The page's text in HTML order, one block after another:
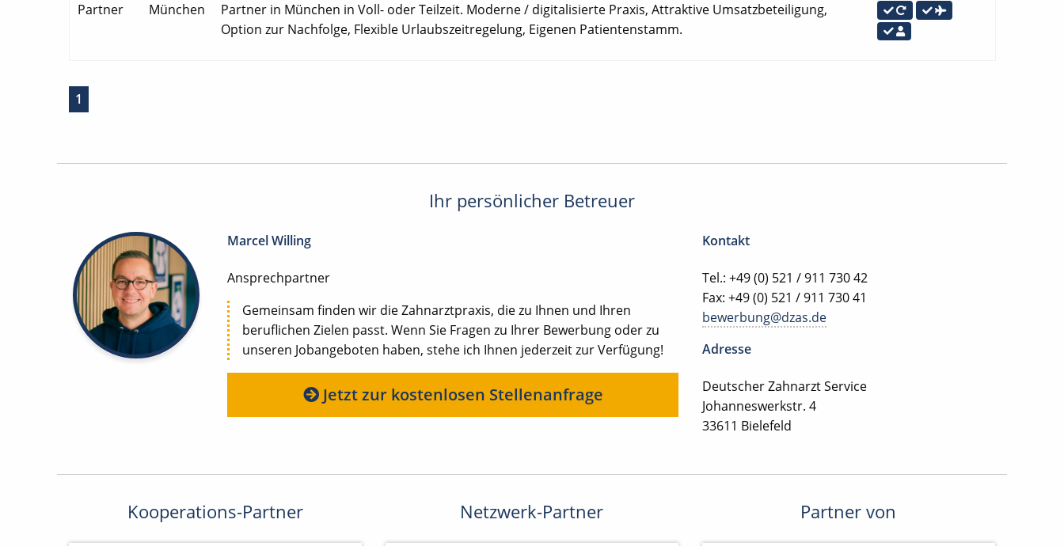
Partner München
Partner in München in Voll- oder Teilzeit. Moderne / digitalisierte Praxis, Attraktive Umsatzbeteiligung,
Option zur Nachfolge, Flexible Urlaubszeitregelung, Eigenen Patientenstamm.
1
Ihr persönlicher Betreuer
Marcel Willing
Ansprechpartner
Gemeinsam finden wir die Zahnarztpraxis, die zu Ihnen und Ihren
beruflichen Zielen passt. Wenn Sie Fragen zu Ihrer Bewerbung oder zu
unseren Jobangeboten haben, stehe ich Ihnen jederzeit zur Verfügung!
Jetzt zur kostenlosen Stellenanfrage
Kontakt
Tel.: +49 (0) 521 / 911 730 42
Fax: +49 (0) 521 / 911 730 41
bewerbung@dzas.de
Adresse
Deutscher Zahnarzt Service
Johanneswerkstr. 4
33611 Bielefeld
Kooperations-Partner Netzwerk-Partner Partner von